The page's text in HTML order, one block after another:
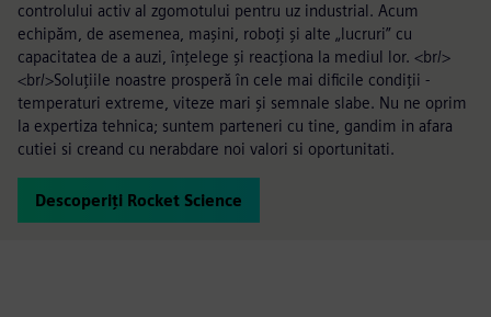
controlului activ al zgomotului pentru uz industrial. Acum
echipăm, de asemenea, mașini, roboți și alte „lucruri” cu
capacitatea de a auzi, înțelege și reacționa la mediul lor. <br/>
<br/>Soluțiile noastre prosperă în cele mai dificile condiții -
temperaturi extreme, viteze mari și semnale slabe. Nu ne oprim
la expertiza tehnica; suntem parteneri cu tine, gandim in afara
cutiei si creand cu nerabdare noi valori si oportunitati.
Descoperiți Rocket Science